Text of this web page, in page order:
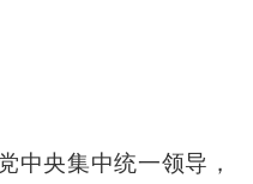
央集中统一领导，